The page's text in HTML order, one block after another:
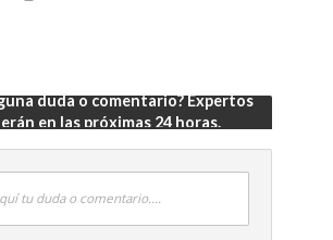
duda o comentario? Expertos
en las próximas 24 horas.
tu duda o comentario....